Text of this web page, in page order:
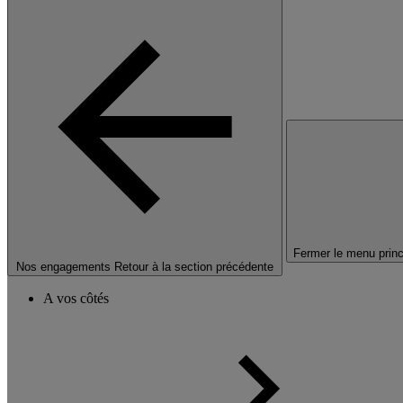
Nos engagements Retour à la section précédente
Fermer le menu
A vos côtés